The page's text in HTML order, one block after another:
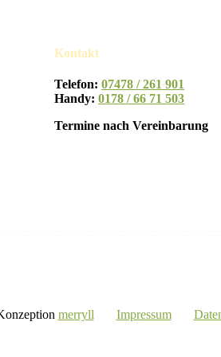
Kontakt
Telefon: 07478 / 261 901
Handy: 0178 / 66 71 503
Termine nach Vereinbarung
merryll Impressum